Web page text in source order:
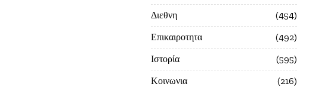
Διεθνη
454
Επικαιροτητα
492
Ιστορία
595
Κοινωνια
216